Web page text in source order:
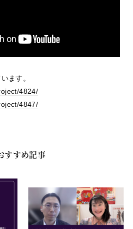
ます。
4824/
4847/
すすめ記事